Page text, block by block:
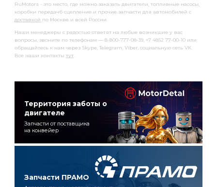
RuMotors - это место, где можно заказать двигатели, топливные насосы,
коробки передачб сцепление и прочие запчасти для автомобилей с
доставкой по Москве и всей России.
Наши менеджеры с радостью ответят на любые возникшие у вас
вопросы, звоните по телефонам — 8-800-777-08-39, +7 4852 77-00-10 или
обращайтесь к нам через Skype, Telegram, Viber, социальную сеть VK.
Все наши контакты тут.
Территория заботы о
двигателе
Запчасти от поставщика
на конвейер
Запчасти ПРАМО